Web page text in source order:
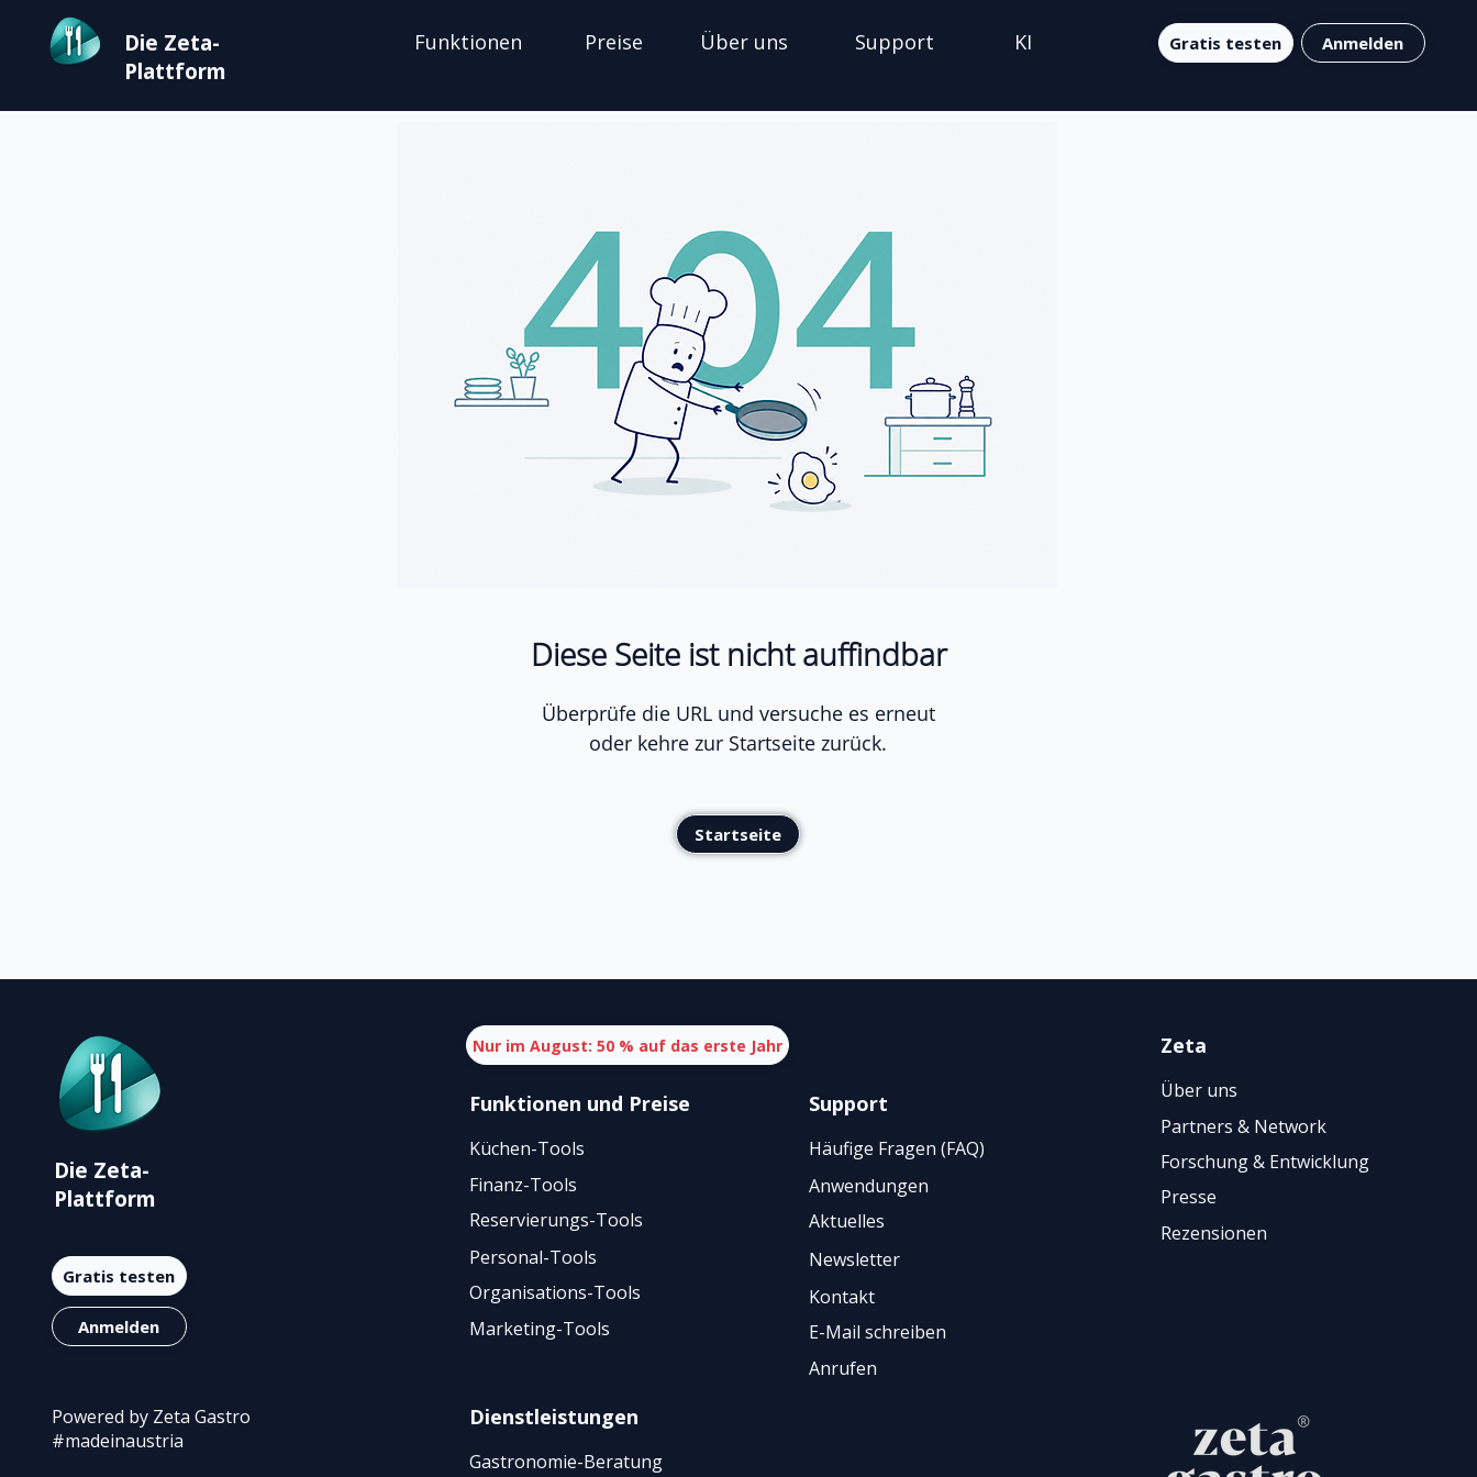
Die Zeta-
Plattform
Funktionen Preise Über uns Support KI Gratis testen Anmelden
Diese Seite ist nicht auffindbar
Überprüfe die URL und versuche es erneut
oder kehre zur Startseite zurück.
Startseite
Die Zeta-
Plattform
Gratis testen
Anmelden
Powered by Zeta Gastro
#madeinaustria
Nur im August: 50 % auf das erste Jahr
Funktionen und Preise
Küchen-Tools
Support
Häufige Fragen (FAQ)
Finanz-Tools
Reservierungs-Tools
Personal-Tools
Organisations-Tools
Marketing-Tools
Aktuelles
Newsletter
Kontakt
E-Mail schreiben
Anrufen
Dienstleistungen
Gastronomie-Beratung
Zeta
Über uns
Partners & Network
Forschung & Entwicklung
Presse
Rezensionen
Anwendungen